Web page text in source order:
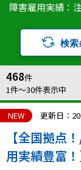
障害雇用実績：
検索
468件
1件〜30件表示中
NEW 更新日：
【全国拠点
用実績豊富
障害者アスリー
ハイスキルな障
障害のある新卒
求人を検索する
求人を紹介して
スカウトを受ける
就労移行支援サ
就職・転職ノウ